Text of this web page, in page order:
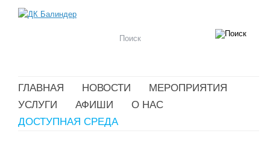
ГЛАВНАЯ НОВОСТИ
МЕРОПРИЯТИЯ
УСЛУГИ
АФИШИ
О НАС
ДОСТУПНАЯ СРЕДА